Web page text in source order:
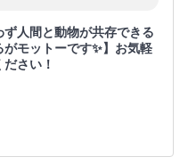
ず人間と動物が共存できる
がモットーです✨】お気軽
さい！